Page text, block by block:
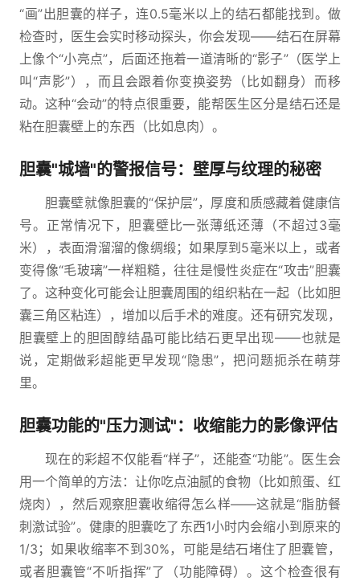
“画”出胆囊的样子，连0.5毫米以上的结石都能找到。做
检查时，医生会实时移动探头，你会发现——结石在屏幕
上像个“小亮点”，后面还拖着一道清晰的“影子”（医学上
叫“声影”），而且会跟着你变换姿势（比如翻身）而移
动。这种“会动”的特点很重要，能帮医生区分是结石还是
粘在胆囊壁上的东西（比如息肉）。
胆囊"城墙"的警报信号：壁厚与纹理的秘密
胆囊壁就像胆囊的“保护层”，厚度和质感藏着健康信
号。正常情况下，胆囊壁比一张薄纸还薄（不超过3毫
米），表面滑溜溜的像绸缎；如果厚到5毫米以上，或者
变得像“毛玻璃”一样粗糙，往往是慢性炎症在“攻击”胆囊
了。这种变化可能会让胆囊周围的组织粘在一起（比如胆
囊三角区粘连），增加以后手术的难度。还有研究发现，
胆囊壁上的胆固醇结晶可能比结石更早出现——也就是
说，定期做彩超能更早发现“隐患”，把问题扼杀在萌芽
里。
胆囊功能的"压力测试"：收缩能力的影像评估
现在的彩超不仅能看“样子”，还能查“功能”。医生会
用一个简单的方法：让你吃点油腻的食物（比如煎蛋、红
烧肉），然后观察胆囊收缩得怎么样——这就是“脂肪餐
刺激试验”。健康的胆囊吃了东西1小时内会缩小到原来的
1/3；如果收缩率不到30%，可能是结石堵住了胆囊管，
或者胆囊管“不听指挥”了（功能障碍）。这个检查很有